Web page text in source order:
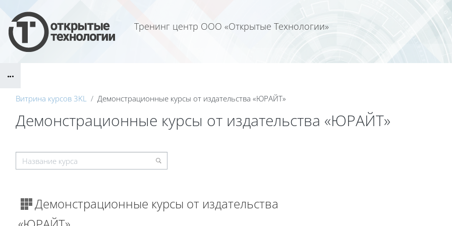
Тренинг центр ООО «Открытые Технологии»
Блоки
Витрина курсов 3KL Демонстрационные курсы от издательства «ЮРАЙТ»
Демонстрационные курсы от издательства «ЮРАЙТ»
Демонстрационные курсы от издательства